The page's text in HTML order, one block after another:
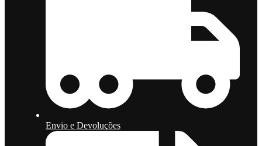
Envio e Devoluções